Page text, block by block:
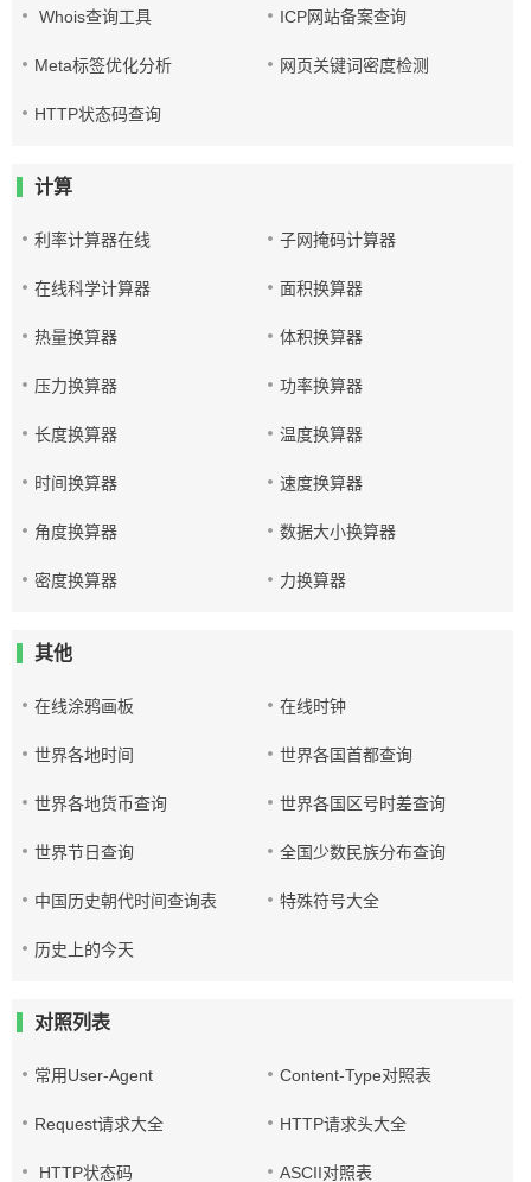
Whois查询工具 ICP网站备案查询
Meta标签优化分析 网页关键词密度检测
HTTP状态码查询
计算
利率计算器在线 子网掩码计算器
在线科学计算器 面积换算器
热量换算器 体积换算器
压力换算器 功率换算器
长度换算器 温度换算器
时间换算器 速度换算器
角度换算器 数据大小换算器
密度换算器 力换算器
其他
在线涂鸦画板 在线时钟
世界各地时间 世界各国首都查询
世界各地货币查询 世界各国区号时差查询
世界节日查询 全国少数民族分布查询
中国历史朝代时间查询表 特殊符号大全
历史上的今天
对照列表
常用User-Agent Content-Type对照表
Request请求大全 HTTP请求头大全
HTTP状态码 ASCII对照表